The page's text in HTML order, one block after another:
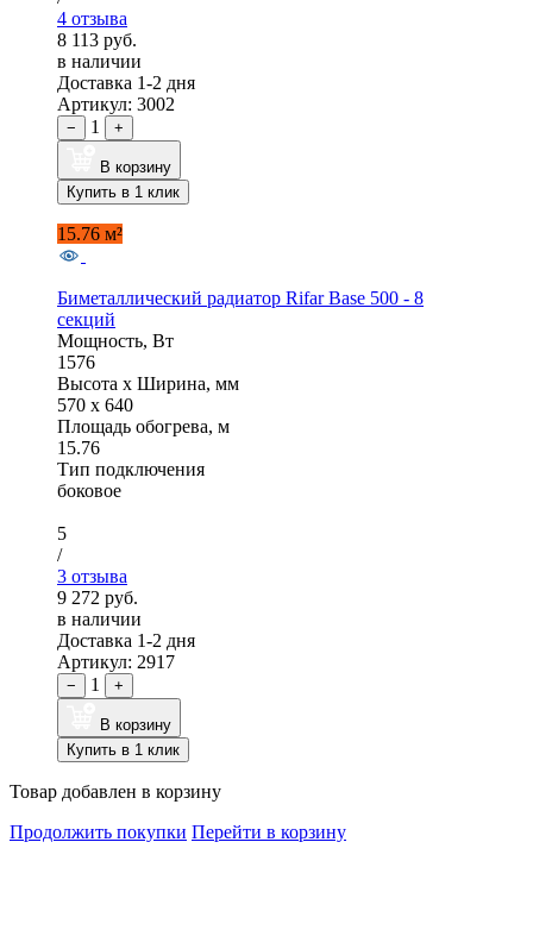
4 отзыва
8 113 руб.
в наличии
Доставка 1-2 дня
Артикул: 3002
− 1 +
В корзину
Купить в 1 клик
15.76 м²
Биметаллический радиатор Rifar Base 500 - 8
секций
Мощность, Вт
1576
Высота x Ширина, мм
570 x 640
Площадь обогрева, м
15.76
Тип подключения
боковое
5
/
3 отзыва
9 272 руб.
в наличии
Доставка 1-2 дня
Артикул: 2917
− 1 +
В корзину
Купить в 1 клик
Товар добавлен в корзину
Продолжить покупки Перейти в корзину